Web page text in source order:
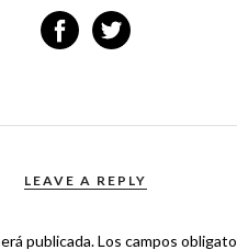
LEAVE A REPLY
publicada.Los campos